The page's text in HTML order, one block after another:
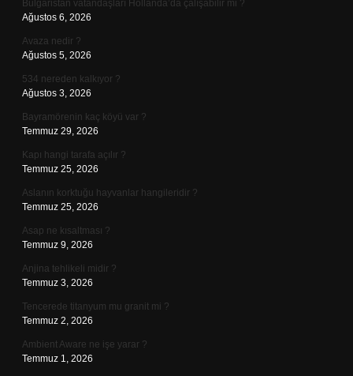
Bulgaristan vatandaşları Hollanda’da çalışabilir mi ?
Ağustos 6, 2026
Avaza nedir ?
Ağustos 5, 2026
534 nereden kalkıyor ?
Ağustos 3, 2026
Bayramörenin kaç köyü var ?
Temmuz 29, 2026
Kapı hangi tarafa açılır ?
Temmuz 25, 2026
Aslanın korktuğu hayvanlar hangileridir ?
Temmuz 25, 2026
Asap ne kısaltması ?
Temmuz 9, 2026
Anjina tehlikeli midir ?
Temmuz 3, 2026
Tencerede titanyum mu granit mi ?
Temmuz 2, 2026
Ambient Aware ne işe yarar ?
Temmuz 1, 2026